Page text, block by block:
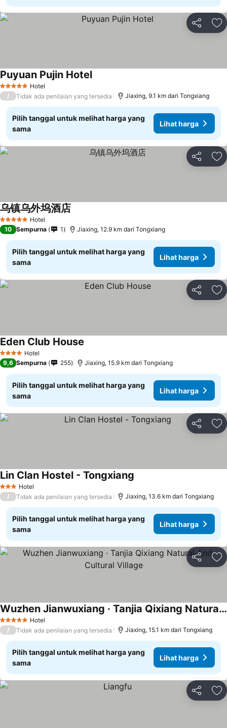
Bagikan
5 Bintang Hotel
Puyuan Pujin Hotel
/ Tidak ada penilaian yang tersedia Jiaxing, 9.1 km dari Tongxiang
Pilih tanggal untuk melihat harga yang
sama
Lihat harga
Bagikan
5 Bintang Hotel
乌镇乌外坞酒店
10 Sempurna 1 Jiaxing, 12.9 km dari Tongxiang
Pilih tanggal untuk melihat harga yang
sama
Lihat harga
Bagikan
4 BintangHotel
Eden Club House
9,6 Sempurna 255 Jiaxing, 15.9 km dari Tongxiang
Pilih tanggal untuk melihat harga yang
sama
Lihat harga
Bagikan
3 BintangHotel
Lin Clan Hostel - Tongxiang
/ Tidak ada penilaian yang tersedia Jiaxing, 13.6 km dari Tongxiang
Pilih tanggal untuk melihat harga yang
sama
Lihat harga
Bagikan
5 Bintang Hotel
Wuzhen Jianwuxiang · Tanjia Qixiang Natural And Cultural Village
/ Tidak ada penilaian yang tersedia Jiaxing, 15.1 km dari Tongxiang
Pilih tanggal untuk melihat harga yang
sama
Lihat harga
Bagikan